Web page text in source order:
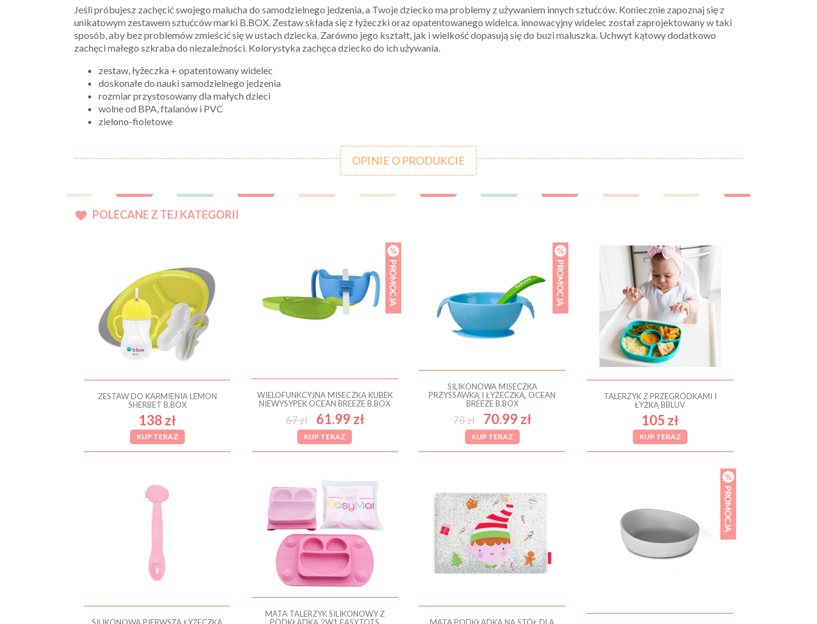
Jeśli próbujesz zachęcić swojego malucha do samodzielnego jedzenia, a Twoje dziecko ma problemy z używaniem innych sztućców. Koniecznie zapoznaj się z
unikatowym zestawem sztućców marki B.BOX. Zestaw składa się z łyżeczki oraz opatentowanego widelca. innowacyjny widelec został zaprojektowany w taki
sposób, aby bez problemów zmieścić się w ustach dziecka. Zarówno jego kształt, jak i wielkość dopasują się do buzi maluszka. Uchwyt kątowy dodatkowo
zachęci małego szkraba do niezależności. Kolorystyka zachęca dziecko do ich używania.
zestaw, łyżeczka + opatentowany widelec
doskonałe do nauki samodzielnego jedzenia
rozmiar przystosowany dla małych dzieci
wolne od BPA, ftalanów i PVC
zielono-fioletowe
OPINIE O PRODUKCIE
POLECANE Z TEJ KATEGORII
ZESTAW DO KARMIENIA LEMON
SHERBET B.BOX
138 zł
KUP TERAZ
WIELOFUNKCYJNA MISECZKA KUBEK
NIEWYSYPEK OCEAN BREEZE B.BOX
67 zł 61.99 zł
KUP TERAZ
SILIKONOWA MISECZKA
PRZYSSAWKĄ I ŁYŻECZKĄ, OCEAN
BREEZE B.BOX
78 zł 70.99 zł
KUP TERAZ
TALERZYK Z PRZEGRÓDKAMI I
ŁYŻKĄ BBLUV
105 zł
KUP TERAZ
MATA TALERZYK SILIKONOWY Z